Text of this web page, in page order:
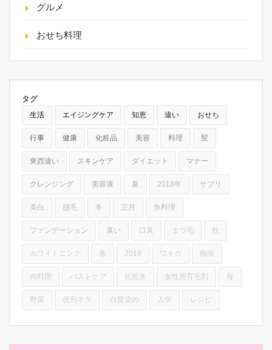
グルメ
おせち料理
タグ
生活 エイジングケア 知恵 違い おせち
行事 健康 化粧品 美容 料理 髪
東西違い スキンケア ダイエット マナー
クレンジング 美容液 夏 2018年 サプリ
美白 脱毛 冬 正月 魚料理
ファンデーション 臭い 口臭 まつ毛 秋
ホワイトニング 春 2019 ワキガ 梅雨
肉料理 バストケア 化粧水 女性用育毛剤 母
野菜 便利ネタ 白髪染め 入学 レシピ